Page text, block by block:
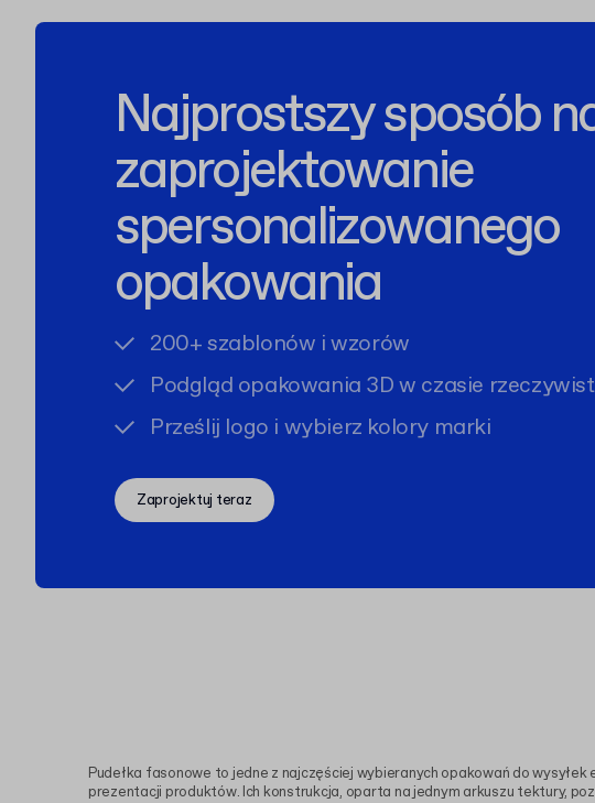
Najprostszy sposób
zaprojektowanie
spersonalizowanego
opakowania
200+ szablonów i wzorów
Podgląd opakowania 3D w czasie
Prześlij logo i wybierz kolory marki
Zaprojektuj teraz
Pudełka fasonowe to jedne z najczęściej wybieranych opakowań do wysyłek
prezentacji produktów. Ich konstrukcja, oparta na jednym arkuszu tektury,